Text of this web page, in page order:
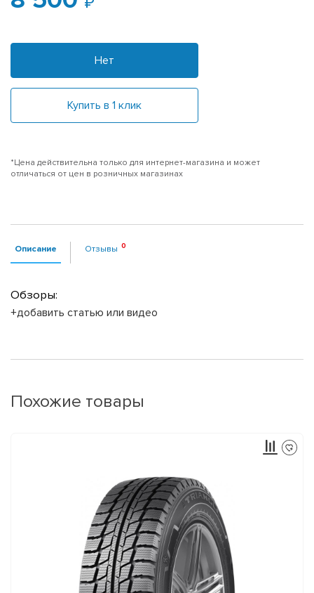
Нет
Купить в 1 клик
*Цена действительна только для интернет-магазина и может
отличаться от цен в розничных магазинах
Описание Отзывы
Обзоры:
+добавить статью или видео
Похожие товары